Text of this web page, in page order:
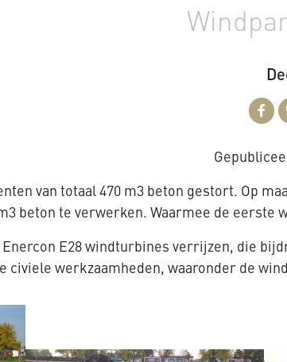
van totaal 470 m3 beton gestort. Op
beton te verwerken. Waarmee de
E28 windturbines verrijzen, die
civiele werkzaamheden, waaronder de